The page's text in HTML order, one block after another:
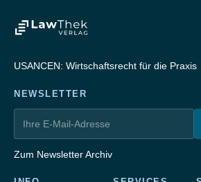
USANCEN: Wirtschaftsrecht für die Praxis
NEWSLETTER
Zum Newsletter Archiv